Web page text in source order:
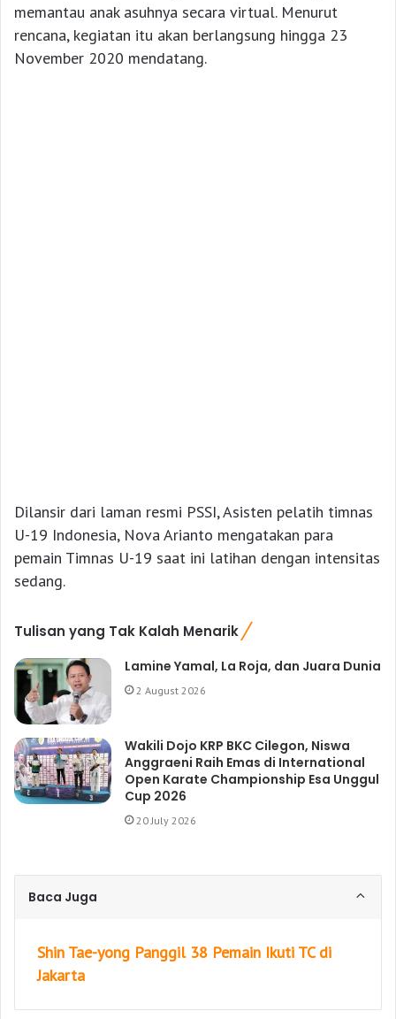
memantau anak asuhnya secara virtual. Menurut
rencana, kegiatan itu akan berlangsung hingga 23
November 2020 mendatang.
Dilansir dari laman resmi PSSI, Asisten pelatih timnas
U-19 Indonesia, Nova Arianto mengatakan para
pemain Timnas U-19 saat ini latihan dengan intensitas
sedang.
Tulisan yang Tak Kalah Menarik
Lamine Yamal, La Roja, dan Juara Dunia
2 August 2026
Wakili Dojo KRP BKC Cilegon, Niswa
Anggraeni Raih Emas di International
Open Karate Championship Esa Unggul
Cup 2026
20 July 2026
Baca Juga
Shin Tae-yong Panggil 38 Pemain Ikuti TC di
Jakarta